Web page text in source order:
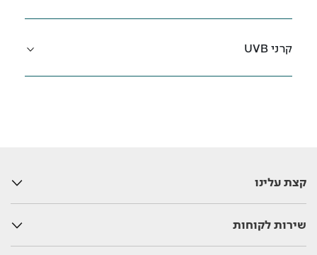
קרני UVB
קצת עלינו
שירות לקוחות